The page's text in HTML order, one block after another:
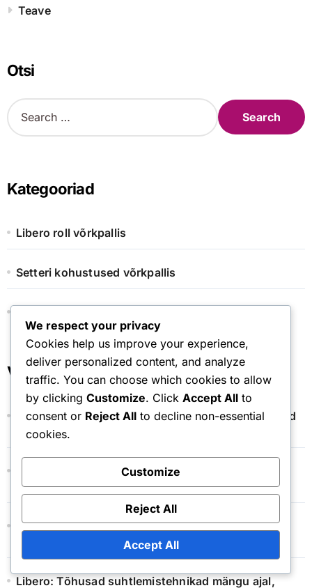
Teave
Otsi
S
e
h
f
r
Kategooriad
Libero roll võrkpallis
Setteri kohustused võrkpallis
Viimased postitused
Libero: Vigastuste haldamine, Taastumise tehnikad
ja füüsilised nõudmised
Setteri kohustused: Vigastuste ennetamine,
ettevalmistus ja füüsilised nõudmised
Välise ründaja: Roll meeskonna dünaamikas,
Suhtlemine meeskonnakaaslastega, Ja juhtimine
Libero: Tõhusad suhtlemistehnikad mängu ajal,
We respect your privacy
Cookies help us improve your experience,
deliver personalized content, and analyze
traffic. You can choose which cookies to allow
by clicking Customize. Click Accept All to
consent or Reject All to decline non-essential
cookies.
Customize
Reject All
Accept All